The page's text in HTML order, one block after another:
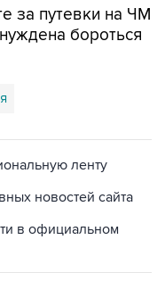
за путевки на ЧМ
бороться
ленту
новостей сайта
в официальном